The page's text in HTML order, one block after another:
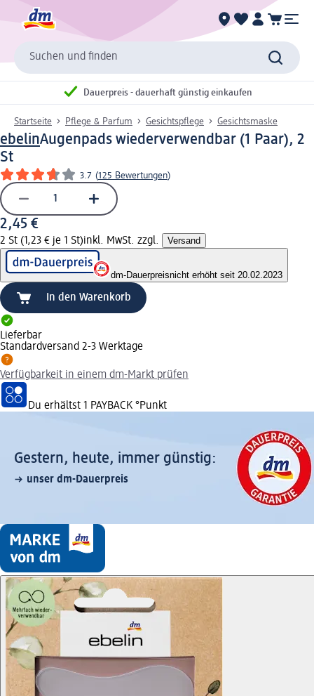
Suchen und finden
Dauerpreis - dauerhaft günstig einkaufen
Startseite Pflege & Parfum Gesichtspflege Gesichtsmaske
ebelinAugenpads wiederverwendbar (1 Paar), 2
St
3.7 (125 Bewertungen)
2,45 €
2 St (1,23 € je 1 St)inkl. MwSt. zzgl. Versand
dm-Dauerpreisnicht erhöht seit 20.02.2023
In den Warenkorb
Lieferbar
Standardversand 2-3 Werktage
Verfügbarkeit in einem dm-Markt prüfen
Du erhältst 1 PAYBACK °Punkt
Gestern, heute, immer günstig:
unser dm-Dauerpreis